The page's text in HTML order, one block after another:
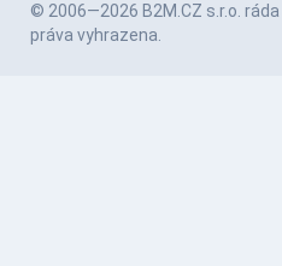
© 2006—2026 B2M.CZ s.r.o. ráda
práva vyhrazena.